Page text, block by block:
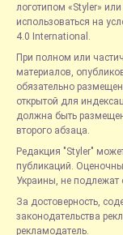
логотипом «Styler»
использоваться на
4.0 International.
При полном или
материалов,
обязательно
открытой для
должна быть
второго абзаца.
Редакция "Styler"
публикаций.
Украины, не
За достоверность,
законодательства
рекламодатель.